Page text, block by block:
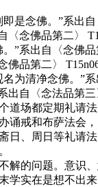
佛。”系出自〈
佛品第二〉
出自〈念佛品第
第二〉
净念佛。”系出
〈念法品第三〉
场都定期礼请法
戒和布萨法会，
、周日等礼请法
问题。意识、
学实在是想不出